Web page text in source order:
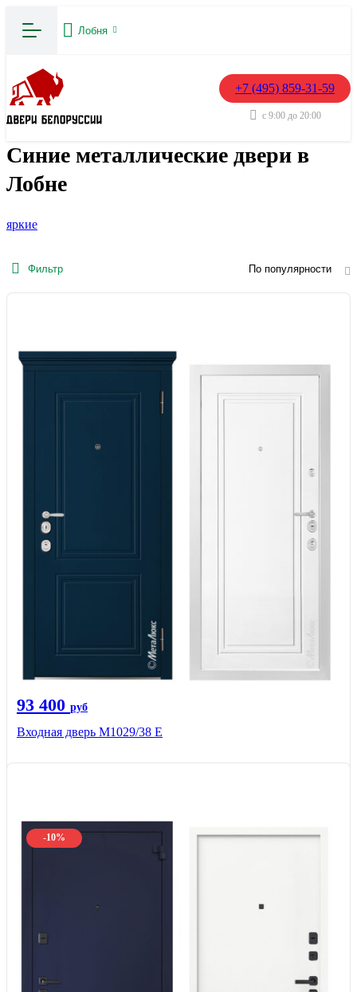
Лобня
+7 (495) 859-31-59
с 9:00 до 20:00
Синие металлические двери в
Лобне
яркие
Фильтр По популярности
93 400 руб
Входная дверь М1029/38 E
-10%